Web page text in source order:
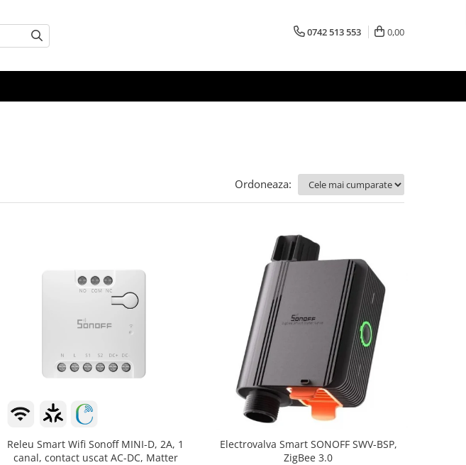
0742 513 553 0,00
Ordoneaza:
Releu Smart Wifi Sonoff MINI-D, 2A, 1
canal, contact uscat AC-DC, Matter
Electrovalva Smart SONOFF SWV-BSP,
ZigBee 3.0